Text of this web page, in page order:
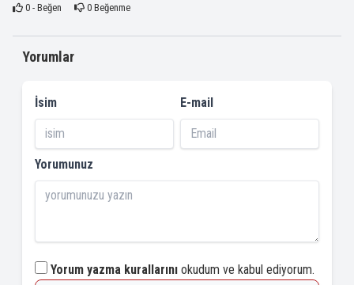
0- Beğen 0Beğenme
Yorumlar
İsim E-mail
Yorumunuz
Yorum yazma kurallarını okudum ve kabul ediyorum.